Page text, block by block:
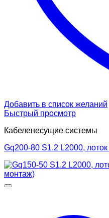
Добавить в список желаний
Быстрый просмотр
Кабеленесущие системы
Gq200-80 S1.2 L2000,